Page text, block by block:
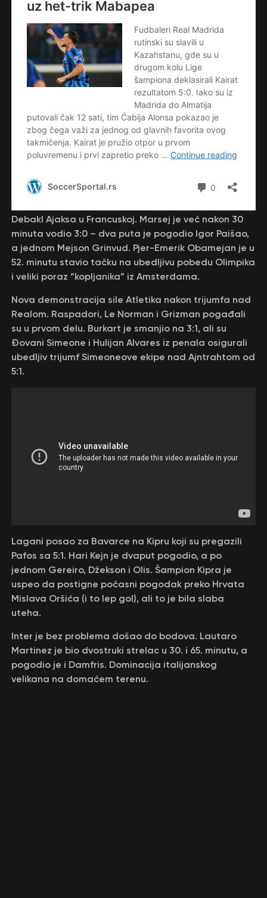
Debakl Ajaksa u Francuskoj. Marsej je već nakon 30
minuta vodio 3:0 – dva puta je pogodio Igor Paišao,
a jednom Mejson Grinvud. Pjer-Emerik Obamejan je u
52. minutu stavio tačku na ubedljivu pobedu Olimpika
i veliki poraz “kopljanika” iz Amsterdama.
Nova demonstracija sile Atletika nakon trijumfa nad
Realom. Raspadori, Le Norman i Grizman pogađali
su u prvom delu. Burkart je smanjio na 3:1, ali su
Đovani Simeone i Hulijan Alvares iz penala osigurali
ubedljiv trijumf Simeoneove ekipe nad Ajntrahtom od
5:1.
Lagani posao za Bavarce na Kipru koji su pregazili
Pafos sa 5:1. Hari Kejn je dvaput pogodio, a po
jednom Gereiro, Džekson i Olis. Šampion Kipra je
uspeo da postigne počasni pogodak preko Hrvata
Mislava Oršića (i to lep gol), ali to je bila slaba
uteha.
Inter je bez problema došao do bodova. Lautaro
Martinez je bio dvostruki strelac u 30. i 65. minutu, a
pogodio je i Damfris. Dominacija italijanskog
velikana na domaćem terenu.